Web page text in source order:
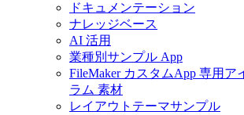
ドキュメンテーション
ナレッジベース
AI 活用
業種別サンプル App
FileMaker カスタムApp 専用ア
ラム 素材
レイアウトテーマサンプル